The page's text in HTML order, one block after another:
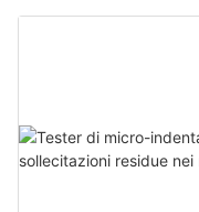
misurazione della